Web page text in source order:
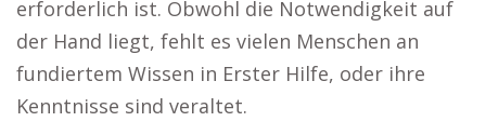
erforderlich ist. Obwohl die Notwendigkeit auf
der Hand liegt, fehlt es vielen Menschen an
fundiertem Wissen in Erster Hilfe, oder ihre
Kenntnisse sind veraltet.